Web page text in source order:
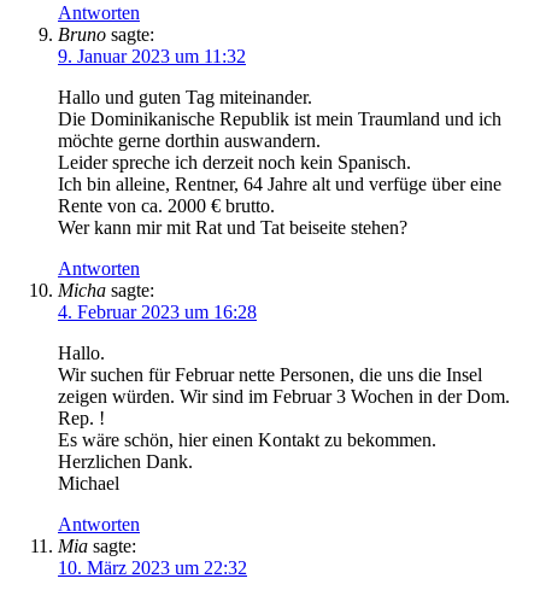
Antworten
Bruno sagte:
9. Januar 2023 um 11:32
Hallo und guten Tag miteinander.
Die Dominikanische Republik ist mein Traumland und ich
möchte gerne dorthin auswandern.
Leider spreche ich derzeit noch kein Spanisch.
Ich bin alleine, Rentner, 64 Jahre alt und verfüge über eine
Rente von ca. 2000 € brutto.
Wer kann mir mit Rat und Tat beiseite stehen?
Antworten
Micha sagte:
4. Februar 2023 um 16:28
Hallo.
Wir suchen für Februar nette Personen, die uns die Insel
zeigen würden. Wir sind im Februar 3 Wochen in der Dom.
Rep. !
Es wäre schön, hier einen Kontakt zu bekommen.
Herzlichen Dank.
Michael
Antworten
Mia sagte:
10. März 2023 um 22:32